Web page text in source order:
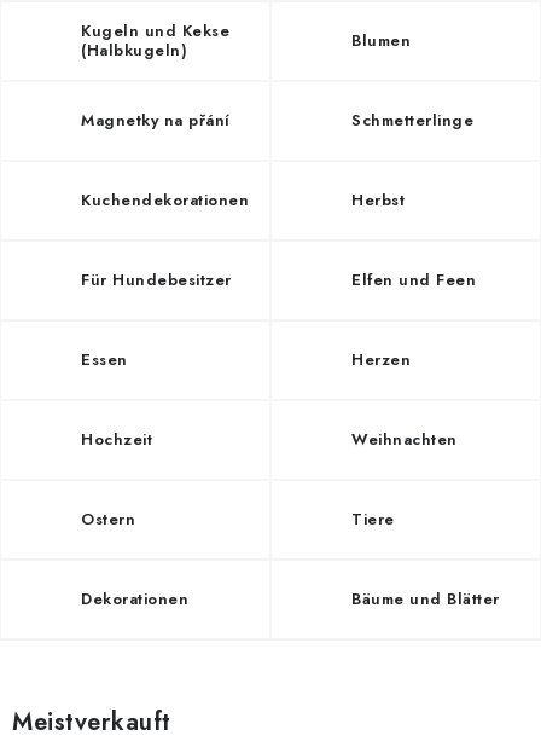
TIPY NA TVOŘENÍ
Dopravné Kontaktieren Sie uns
Über uns
Datenschutzerklärung
Großhandel Meine Bestellung
Kugeln und Kekse
(Halbkugeln)
Blumen
Magnetky na přání Schmetterlinge
Kuchendekorationen Herbst
Für Hundebesitzer Elfen und Feen
Essen Herzen
Hochzeit Weihnachten
Ostern Tiere
Dekorationen Bäume und Blätter
Meistverkauft